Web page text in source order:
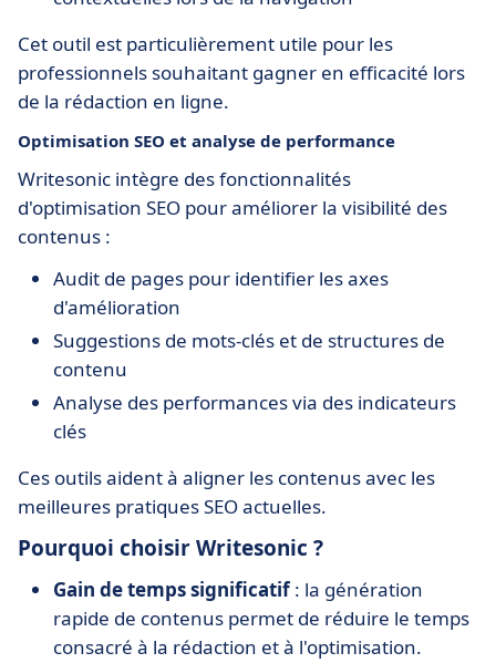
Cet outil est particulièrement utile pour les
professionnels souhaitant gagner en efficacité lors
de la rédaction en ligne.
Optimisation SEO et analyse de performance
Writesonic intègre des fonctionnalités
d'optimisation SEO pour améliorer la visibilité des
contenus :
Audit de pages pour identifier les axes
d'amélioration
Suggestions de mots-clés et de structures de
contenu
Analyse des performances via des indicateurs
clés
Ces outils aident à aligner les contenus avec les
meilleures pratiques SEO actuelles.
Pourquoi choisir Writesonic ?
Gain de temps significatif: la génération
rapide de contenus permet de réduire le temps
consacré à la rédaction et à l'optimisation.